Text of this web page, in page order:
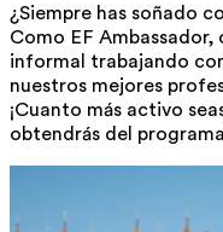
¿Siempre has soñado
Como EF
informal trabajando
nuestros mejores
¡Cuanto más activo
obtendrás del